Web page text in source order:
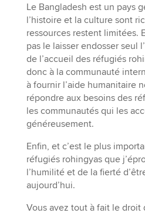
Le Bangladesh est un pays
l’histoire et la culture sont
ressources restent limitées.
pas le laisser endosser seul
de l’accueil des réfugiés
donc à la communauté
à fournir l’aide humanitaire
répondre aux besoins des
les communautés qui les
généreusement.
Enfin, et c’est le plus
réfugiés rohingyas que
l’humilité et de la fierté
aujourd’hui.
Vous avez tout à fait le droit